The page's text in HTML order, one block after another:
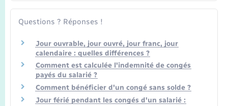
Questions ? Réponses !
Jour ouvrable, jour ouvré, jour franc, jour
calendaire : quelles différences ?
Comment est calculée l'indemnité de congés
payés du salarié ?
Comment bénéficier d'un congé sans solde ?
Jour férié pendant les congés d'un salarié :